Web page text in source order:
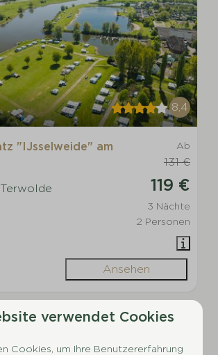
8,4
Ab
131 €
119 €
3 Nächte
2 Personen
"IJsselweide" am
Ansehen
verwendet Cookies
Cookies, um Ihre Benutzererfahrung